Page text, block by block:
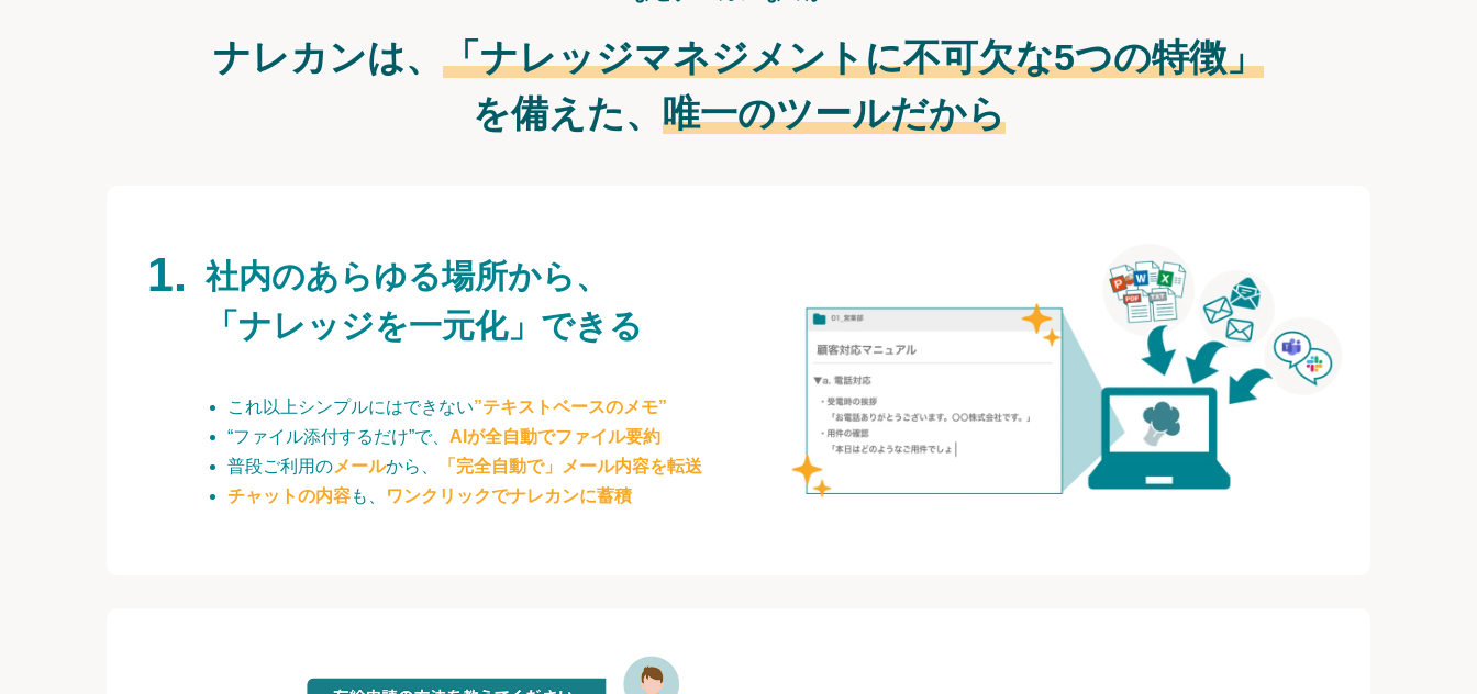
ナレカンは、 「ナレッジマネジメントに不可欠な5つの特徴」
を備えた、 唯一のツールだから
社内のあらゆる場所から、
「ナレッジを一元化」できる
これ以上シンプルにはできない”テキストベースのメモ”
“ファイル添付するだけ”で、 AIが全自動でファイル要約
普段ご利用のメールから、
「完全自動で」メール内容を転送
チャットの内容も、 ワンクリックでナレカンに蓄積